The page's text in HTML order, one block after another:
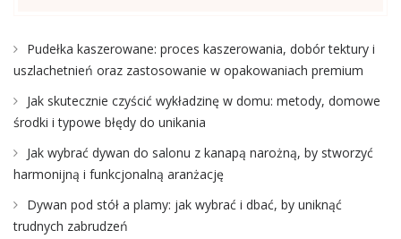
Pudełka kaszerowane: proces kaszerowania, dobór tektury i
uszlachetnień oraz zastosowanie w opakowaniach premium
Jak skutecznie czyścić wykładzinę w domu: metody, domowe
środki i typowe błędy do unikania
Jak wybrać dywan do salonu z kanapą narożną, by stworzyć
harmonijną i funkcjonalną aranżację
Dywan pod stół a plamy: jak wybrać i dbać, by uniknąć
trudnych zabrudzeń